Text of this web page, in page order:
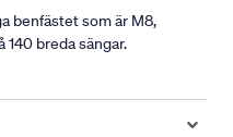
benfästet som är M8,
140 breda sängar.